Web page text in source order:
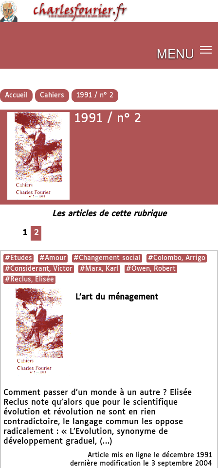
MENU
Accueil Cahiers 1991 / n° 2
1991 / n° 2
Les articles de cette rubrique
1 2
#Etudes #Amour #Changement social
#Colombo, Arrigo
#Considerant, Victor
#Marx, Karl
#Owen, Robert
#Reclus, Elisée
L’art du ménagement
Comment passer d’un monde à un autre ? Elisée
Reclus note qu’alors que pour le scientifique
évolution et révolution ne sont en rien
contradictoire, le langage commun les oppose
radicalement : « L’Evolution, synonyme de
développement graduel, (…)
Article mis en ligne le décembre 1991
dernière modification le 3 septembre 2004